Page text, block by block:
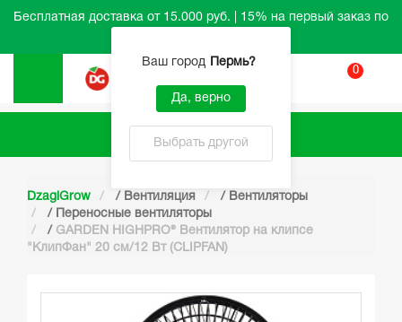
Бесплатная доставка от 15.000 руб. | 15% на первый заказ по
Ваш город Пермь?
Да, верно
Выбрать другой
0
Каталог
DzagiGrow / Вентиляция / Вентиляторы
/
Переносные вентиляторы
/ GARDEN HIGHPRO® Вентилятор на клипсе
"КлипФан" 20 см/12 Вт (CLIPFAN)